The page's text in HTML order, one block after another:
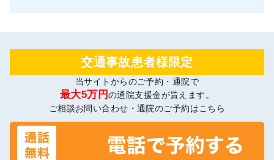
交通事故患者様限定
当サイトからのご予約・通院で
最大5万円の通院支援金が貰えます。
ご相談お問い合わせ・通院のご予約はこちら